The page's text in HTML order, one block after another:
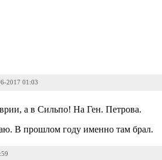
2017 01:03
а в Сильпо! На Ген. Петрова.
В прошлом году именно там брал.